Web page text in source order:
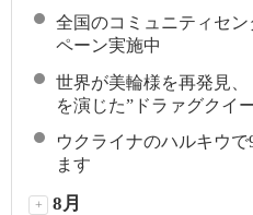
全国のコミュニティセ
ペーン実施中
世界が美輪様を再発見
を演じた”ドラァグクイ
ウクライナのハルキウ
ます
+ 8月